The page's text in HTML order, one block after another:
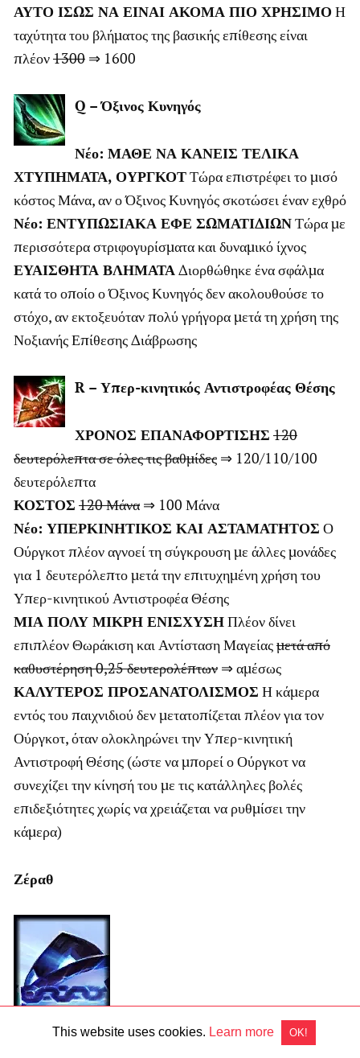
ΑΥΤΟ ΙΣΩΣ ΝΑ ΕΙΝΑΙ ΑΚΟΜΑ ΠΙΟ ΧΡΗΣΙΜΟ Η
ταχύτητα του βλήματος της βασικής επίθεσης είναι
πλέον1300 ⇒ 1600
Q – Όξινος Κυνηγός
Νέο: ΜΑΘΕ ΝΑ ΚΑΝΕΙΣ ΤΕΛΙΚΑ
ΧΤΥΠΗΜΑΤΑ, ΟΥΡΓΚΟΤΤώρα επιστρέφει το μισό
κόστος Μάνα, αν ο Όξινος Κυνηγός σκοτώσει έναν εχθρό
Νέο: ΕΝΤΥΠΩΣΙΑΚΑ ΕΦΕ ΣΩΜΑΤΙΔΙΩΝΤώρα με
περισσότερα στριφογυρίσματα και δυναμικό ίχνος
ΕΥΑΙΣΘΗΤΑ ΒΛΗΜΑΤΑΔιορθώθηκε ένα σφάλμα
κατά το οποίο ο Όξινος Κυνηγός δεν ακολουθούσε το
στόχο, αν εκτοξευόταν πολύ γρήγορα μετά τη χρήση της
Νοξιανής Επίθεσης Διάβρωσης
R – Υπερ-κινητικός Αντιστροφέας Θέσης
ΧΡΟΝΟΣ ΕΠΑΝΑΦΟΡΤΙΣΗΣ 120
δευτερόλεπτα σε όλες τις βαθμίδες ⇒ 120/110/100
δευτερόλεπτα
ΚΟΣΤΟΣ 120 Μάνα ⇒ 100 Μάνα
Νέο: ΥΠΕΡΚΙΝΗΤΙΚΟΣ ΚΑΙ ΑΣΤΑΜΑΤΗΤΟΣ Ο
Ούργκοτ πλέον αγνοεί τη σύγκρουση με άλλες μονάδες
για 1 δευτερόλεπτο μετά την επιτυχημένη χρήση του
Υπερ-κινητικού Αντιστροφέα Θέσης
ΜΙΑ ΠΟΛΥ ΜΙΚΡΗ ΕΝΙΣΧΥΣΗΠλέον δίνει
επιπλέον Θωράκιση και Αντίσταση Μαγείαςμετά από
καθυστέρηση 0,25 δευτερολέπτων ⇒ αμέσως
ΚΑΛΥΤΕΡΟΣ ΠΡΟΣΑΝΑΤΟΛΙΣΜΟΣ Η κάμερα
εντός του παιχνιδιού δεν μετατοπίζεται πλέον για τον
Ούργκοτ, όταν ολοκληρώνει την Υπερ-κινητική
Αντιστροφή Θέσης (ώστε να μπορεί ο Ούργκοτ να
συνεχίζει την κίνησή του με τις κατάλληλες βολές
επιδεξιότητες χωρίς να χρειάζεται να ρυθμίσει την
κάμερα)
Ζέραθ
This website uses cookies. Learn more OK!